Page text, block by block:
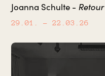
Joanna Schulte - Retour
29.01. – 22.03.26